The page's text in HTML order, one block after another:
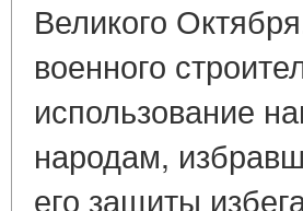
Великого
военного
использование
народам,
его защиты